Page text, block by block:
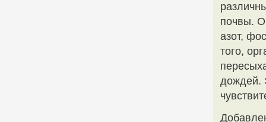
почвы.
азот,
того,
дождей.